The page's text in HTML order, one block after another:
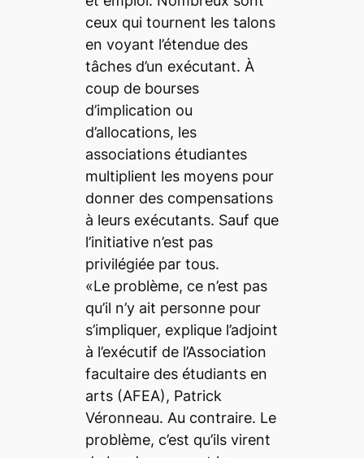
ceux qui tournent les talons
en voyant l’étendue des
tâches d’un exécutant. À
coup de bourses
d’implication ou
d’allocations, les
associations étudiantes
multiplient les moyens pour
donner des compensations
à leurs exécutants. Sauf que
l’initiative n’est pas
privilégiée par tous.
«Le problème, ce n’est pas
qu’il n’y ait personne pour
s’impliquer, explique l’adjoint
à l’exécutif de l’Association
facultaire des étudiants en
arts (AFEA), Patrick
Véronneau. Au contraire. Le
problème, c’est qu’ils virent